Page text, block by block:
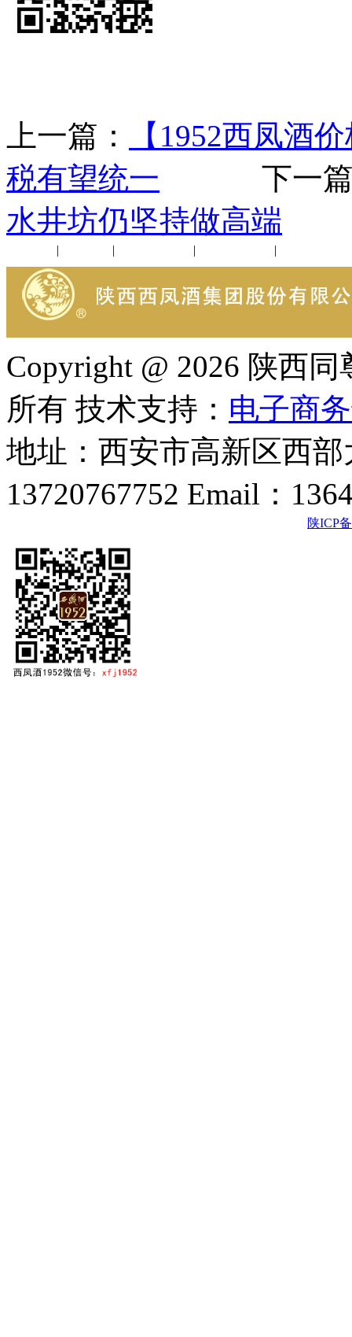
上一篇：
【1952西凤酒
税有望统一 下一篇
水井坊仍坚持做高端
| | | |
Copyright @ 2026 陕西
所有 技术支持： 电子商
地址：西安市高新区西
13720767752 Email：
陕ICP